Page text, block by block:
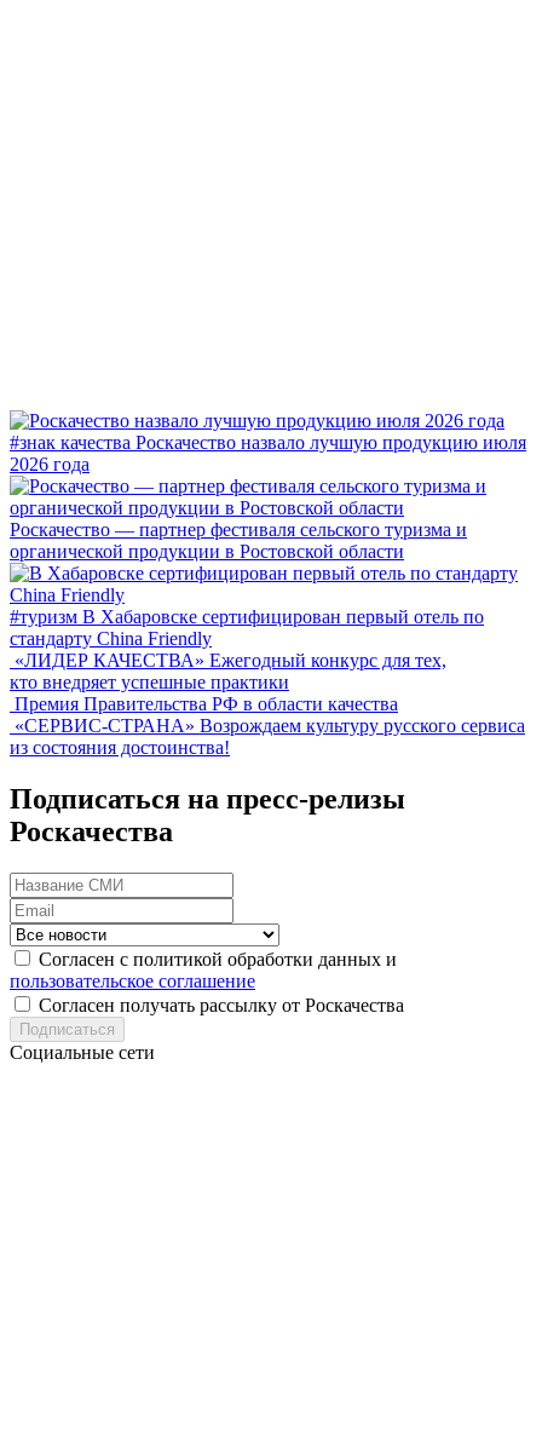
#знак качества Роскачество назвало лучшую продукцию июля
2026 года
Роскачество — партнер фестиваля сельского туризма и
органической продукции в Ростовской области
#туризм В Хабаровске сертифицирован первый отель по
стандарту China Friendly
«ЛИДЕР КАЧЕСТВА» Ежегодный конкурс для тех,
кто внедряет успешные практики
Премия Правительства РФ в области качества
«СЕРВИС-СТРАНА» Возрождаем культуру русского сервиса
из состояния достоинства!
Подписаться на пресс-релизы
Роскачества
Согласен с политикой обработки данных и
пользовательское соглашение
Согласен получать рассылку от Роскачества
Подписаться
Социальные сети